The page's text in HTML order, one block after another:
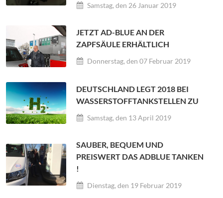
Samstag, den 26 Januar 2019
JETZT AD-BLUE AN DER
ZAPFSÄULE ERHÄLTLICH
Donnerstag, den 07 Februar 2019
DEUTSCHLAND LEGT 2018 BEI
WASSERSTOFFTANKSTELLEN ZU
Samstag, den 13 April 2019
SAUBER, BEQUEM UND
PREISWERT DAS ADBLUE TANKEN
!
Dienstag, den 19 Februar 2019